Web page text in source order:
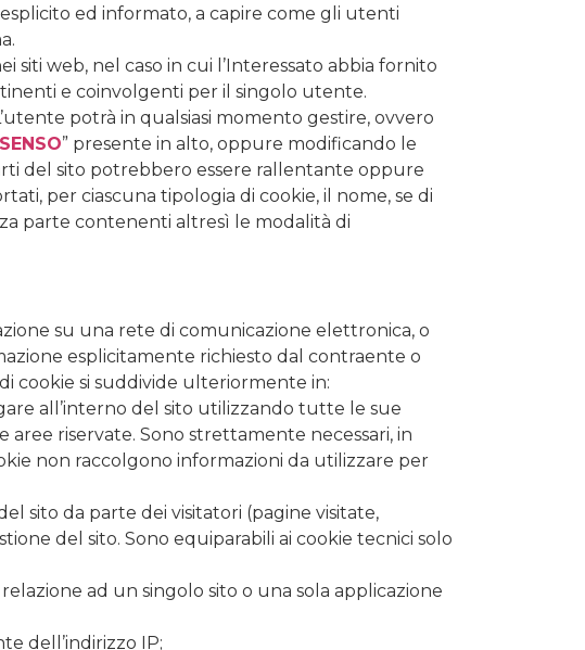
ed informato, a capire come gli utenti
web, nel caso in cui l’Interessato abbia fornito
e coinvolgenti per il singolo utente.
potrà in qualsiasi momento gestire, ovvero
” presente in alto, oppure modificando le
del sito potrebbero essere rallentante oppure
per ciascuna tipologia di cookie, il nome, se di
parte contenenti altresì le modalità di
su una rete di comunicazione elettronica, o
esplicitamente richiesto dal contraente o
cookie si suddivide ulteriormente in:
all’interno del sito utilizzando tutte le sue
aree riservate. Sono strettamente necessari, in
non raccolgono informazioni da utilizzare per
sito da parte dei visitatori (pagine visitate,
del sito. Sono equiparabili ai cookie tecnici solo
ad un singolo sito o una sola applicazione
dell’indirizzo IP;